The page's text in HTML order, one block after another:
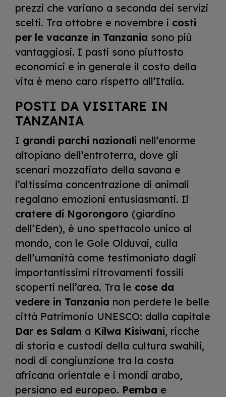
prezzi che variano a seconda dei servizi
scelti. Tra ottobre e novembre i costi
per le vacanze in Tanzania sono più
vantaggiosi. I pasti sono piuttosto
economici e in generale il costo della
vita è meno caro rispetto all’Italia.
POSTI DA VISITARE IN
TANZANIA
I grandi parchi nazionali nell’enorme
altopiano dell’entroterra, dove gli
scenari mozzafiato della savana e
l’altissima concentrazione di animali
regalano emozioni entusiasmanti. Il
cratere di Ngorongoro (giardino
dell’Eden), è uno spettacolo unico al
mondo, con le Gole Olduvai, culla
dell’umanità come testimoniato dagli
importantissimi ritrovamenti fossili
scoperti nell’area. Tra le cose da
vedere in Tanzania non perdete le belle
città Patrimonio UNESCO: dalla capitale
Dar es Salam a Kilwa Kisiwani, ricche
di storia e custodi della cultura swahili,
nodi di congiunzione tra la costa
africana orientale e i mondi arabo,
persiano ed europeo. Pemba e